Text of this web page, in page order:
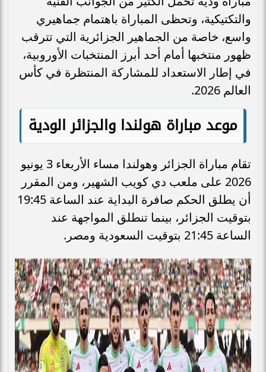
والتكتيكية، وتحظى المباراة باهتمام جماهيري
واسع، خاصة من الجماهير الجزائرية التي تترقب
ظهور منتخبها أمام أحد أبرز المنتخبات الأوروبية،
في إطار الاستعداد للمشاركة المنتظرة في كأس
العالم 2026.
موعد مباراة هولندا والجزائر الودية
تقام مباراة الجزائر وهولندا مساء الأربعاء 3 يونيو
2026 على ملعب دي كويب الشهير، ومن المقرر
أن يطلق الحكم صافرة البداية عند الساعة 19:45
بتوقيت الجزائر، بينما تنطلق المواجهة عند
الساعة 21:45 بتوقيت السعودية ومصر.